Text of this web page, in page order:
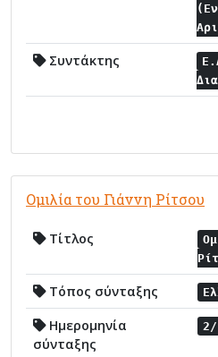
Συντάκτης
Ομιλία του Γιάννη Ρίτσου
Τίτλος
Τόπος σύνταξης
Ημερομηνία
σύνταξης
2/